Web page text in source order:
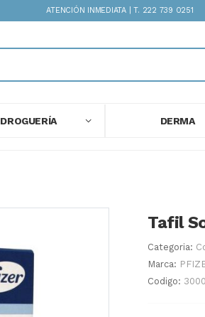
ATENCIÓN INMEDIATA | T. 222 739 0251
DROGUERÍA DERMA
Tafil
Categoria:
Marca:
Codigo: